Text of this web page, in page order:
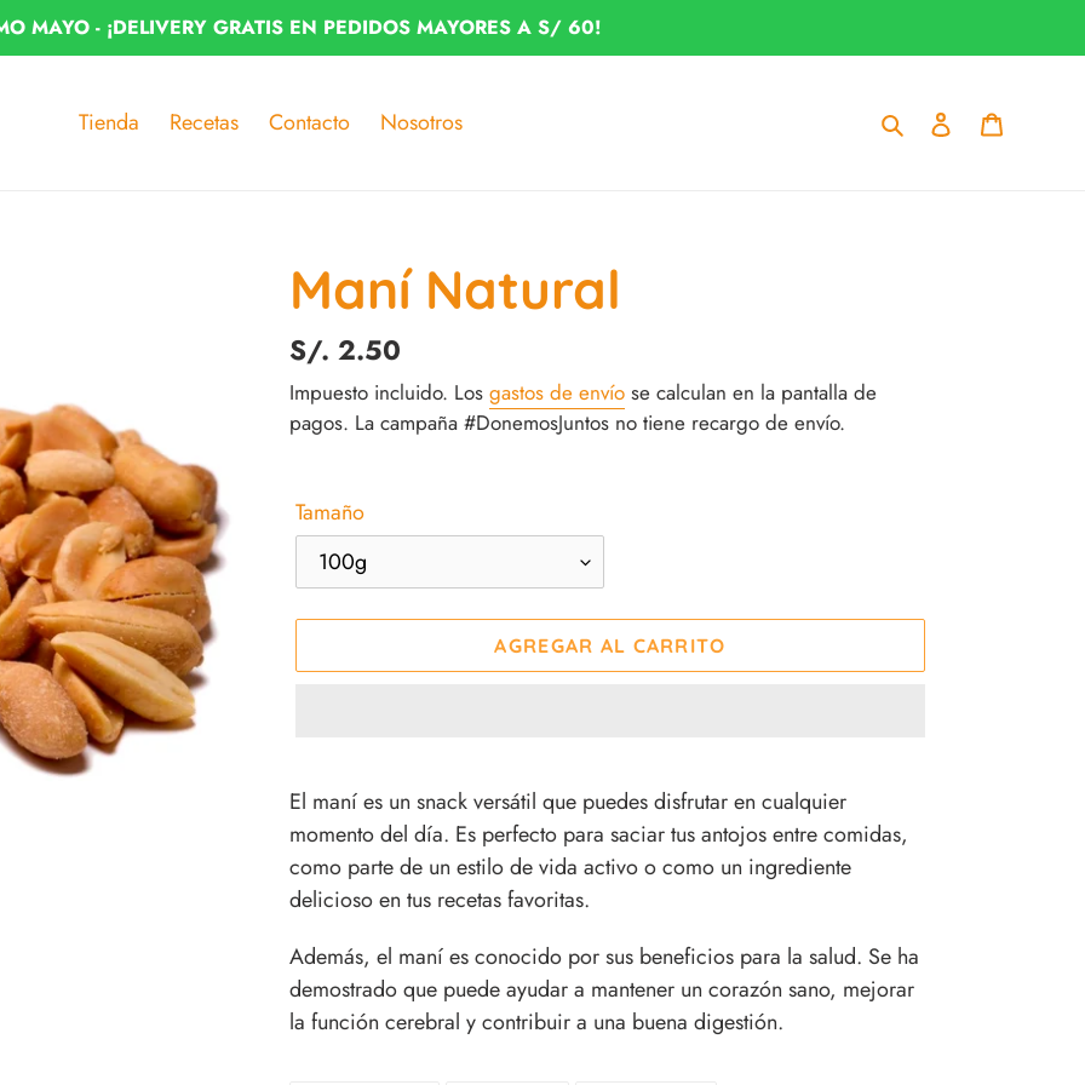
MAYO - ¡DELIVERY GRATIS EN PEDIDOS MAYORES A S/ 60!
Tienda Recetas Contacto Nosotros Buscar Ingresar
Maní Natural
Precio
habitual
S/. 2.50
Impuesto incluido. Los gastos de envío se calculan en la pantalla de
pagos. La campaña #DonemosJuntos no tiene recargo de envío.
Tamaño
AGREGAR AL CARRITO
el
producto
a
tu
de
compra
El maní es un snack versátil que puedes disfrutar en cualquier
momento del día. Es perfecto para saciar tus antojos entre comidas,
como parte de un estilo de vida activo o como un ingrediente
delicioso en tus recetas favoritas.
Además, el maní es conocido por sus beneficios para la salud. Se ha
demostrado que puede ayudar a mantener un corazón sano, mejorar
la función cerebral y contribuir a una buena digestión.